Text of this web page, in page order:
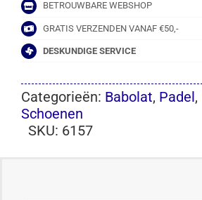
BETROUWBARE WEBSHOP
GRATIS VERZENDEN VANAF €50,-
DESKUNDIGE SERVICE
Categorieën: Babolat, Padel,
Schoenen
SKU: 6157